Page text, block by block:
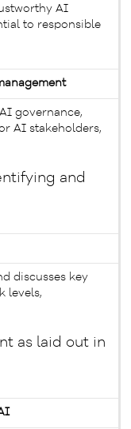
AI
to responsible
governance,
AI stakeholders,
and
discusses key
levels,
as laid out in